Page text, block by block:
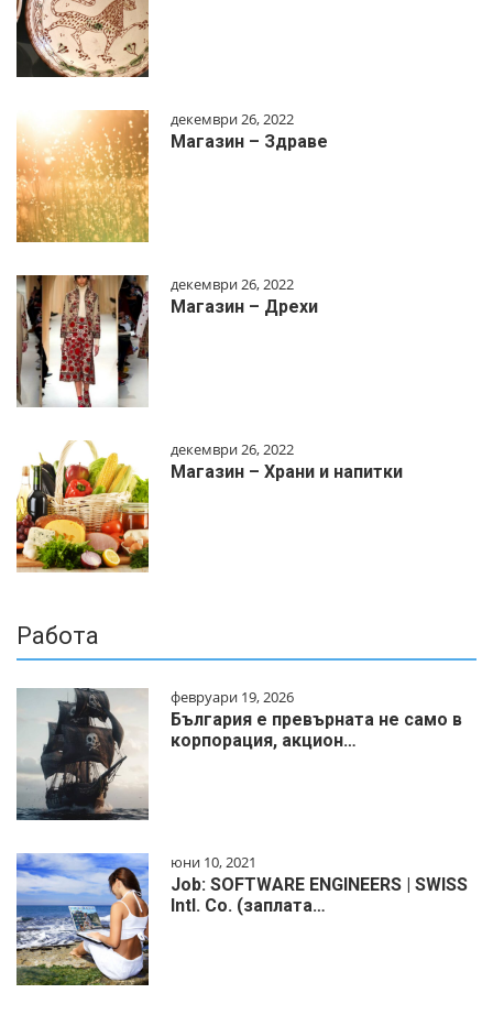
декември 26, 2022
Магазин – Здраве
декември 26, 2022
Магазин – Дрехи
декември 26, 2022
Магазин – Храни и напитки
Работа
февруари 19, 2026
България е превърната не само в
корпорация, акцион…
юни 10, 2021
Job: SOFTWARE ENGINEERS | SWISS
Intl. Co. (заплата…